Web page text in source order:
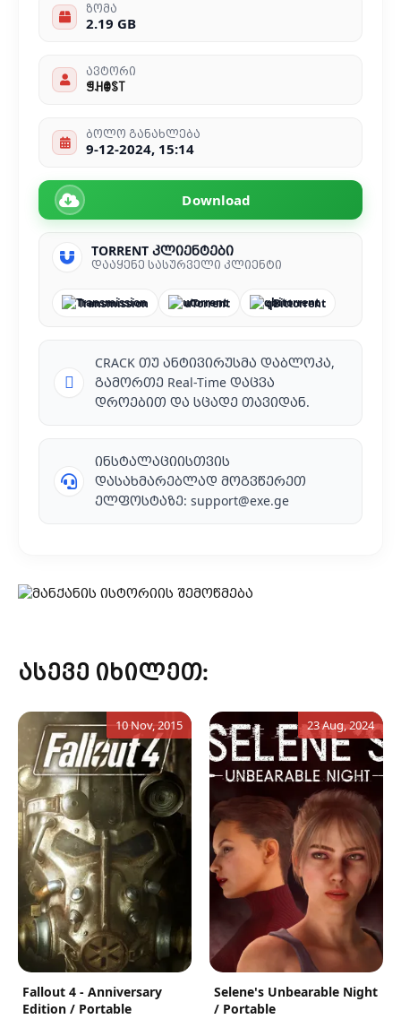
ზომა
2.19 GB
ავტორი
ꁅꃅꂦꌗ꓄
ბოლო განახლება
9-12-2024, 15:14
Download
TORRENT კლიენტები
დააყენე სასურველი კლიენტი
Transmission uTorrent qBittorrent
CRACK თუ ანტივირუსმა დაბლოკა,
გამორთე Real-Time დაცვა
დროებით და სცადე თავიდან.
ინსტალაციისთვის
დასახმარებლად მოგვწერეთ
ელფოსტაზე: support@exe.ge
ასევე იხილეთ:
10 Nov, 2015
Fallout 4 - Anniversary
Edition / Portable
23 Aug, 2024
Selene's Unbearable Night
/ Portable